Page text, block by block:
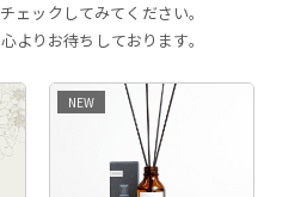
ェックしてみてください。
よりお待ちしております。
NEW